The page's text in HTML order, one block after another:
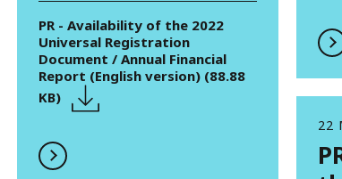
PR - Availability of the 2022
Universal Registration
Document / Annual Financial
Report (English version) (88.88
KB)
22